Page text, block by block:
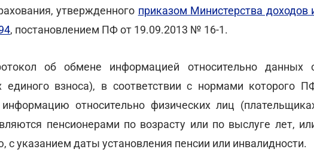
утвержденного приказом Министерства доходов
, постановлением ПФ от 19.09.2013 № 16-1.
об обмене информацией относительно данных
единого взноса), в соответствии с нормами которого
относительно физических лиц
пенсионерами по возрасту или по выслуге лет,
указанием даты установления пенсии или инвалидности.